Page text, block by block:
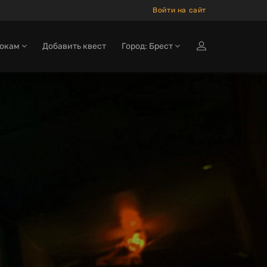
Войти на сайт
Добавить квест Город: Брест